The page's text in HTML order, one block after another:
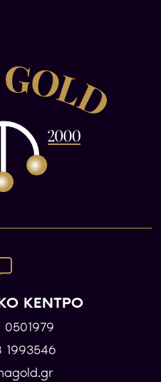
ΚΕΝΤΡΟ
0501979
1993546